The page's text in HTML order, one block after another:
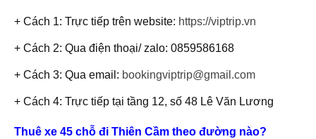
+ Cách 1: Trực tiếp trên website: https://viptrip.vn
+ Cách 2: Qua điện thoại/ zalo: 0859586168
+ Cách 3: Qua email: bookingviptrip@gmail.com
+ Cách 4: Trực tiếp tại tầng 12, số 48 Lê Văn Lương
Thuê xe 45 chỗ đi Thiên Cầm theo đường nào?